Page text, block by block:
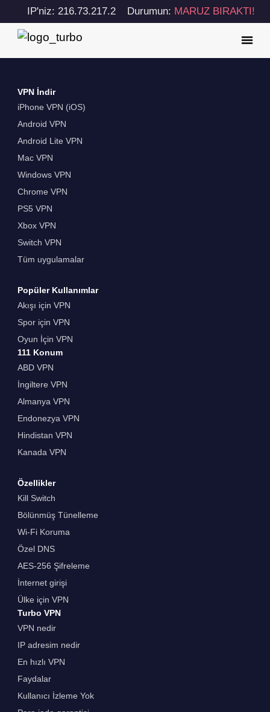
IP'niz: 216.73.217.2 Durumun: MARUZ BIRAKTI!
VPN İndir
iPhone VPN (iOS)
Android VPN
Android Lite VPN
Mac VPN
Windows VPN
Chrome VPN
PS5 VPN
Xbox VPN
Switch VPN
Tüm uygulamalar
Popüler Kullanımlar
Akışı için VPN
Spor için VPN
Oyun İçin VPN
111 Konum
ABD VPN
İngiltere VPN
Almanya VPN
Endonezya VPN
Hindistan VPN
Kanada VPN
Özellikler
Kill Switch
Bölünmüş Tünelleme
Wi-Fi Koruma
Özel DNS
AES-256 Şifreleme
İnternet girişi
Ülke için VPN
Turbo VPN
VPN nedir
IP adresim nedir
En hızlı VPN
Faydalar
Kullanıcı İzleme Yok